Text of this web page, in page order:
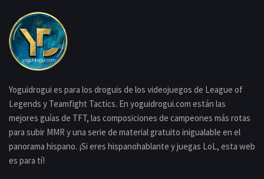
Yoguidrogui es para los droguis de los videojuegos de League of
Legends y Teamfight Tactics. En yoguidrogui.com están las
mejores guías de TFT, las composiciones de campeones más rotas
para subir MMR y una serie de material gratuito inigualable en el
panorama hispano. ¡Si eres hispanohablante y juegas LoL, esta web
es para tí!